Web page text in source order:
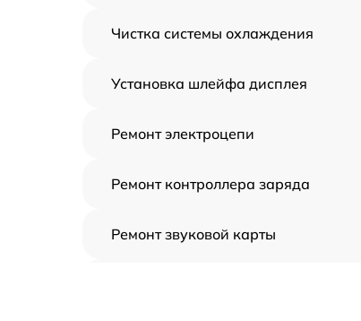
Чистка системы охлаждения
Установка шлейфа дисплея
Ремонт электроцепи
Ремонт контроллера заряда
Ремонт звуковой карты